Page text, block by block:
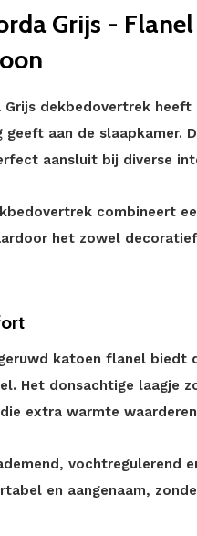
Grijs -
Grijs dekbedovertrek
geeft aan de slaapkamer.
aansluit bij diverse
combineert
het zowel
katoen flanel
Het donsachtige laagje
extra warmte
vochtregulerend
en aangenaam,